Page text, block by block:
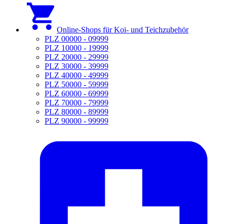
Online-Shops für Koi- und Teichzubehör
PLZ 00000 - 09999
PLZ 10000 - 19999
PLZ 20000 - 29999
PLZ 30000 - 39999
PLZ 40000 - 49999
PLZ 50000 - 59999
PLZ 60000 - 69999
PLZ 70000 - 79999
PLZ 80000 - 89999
PLZ 90000 - 99999